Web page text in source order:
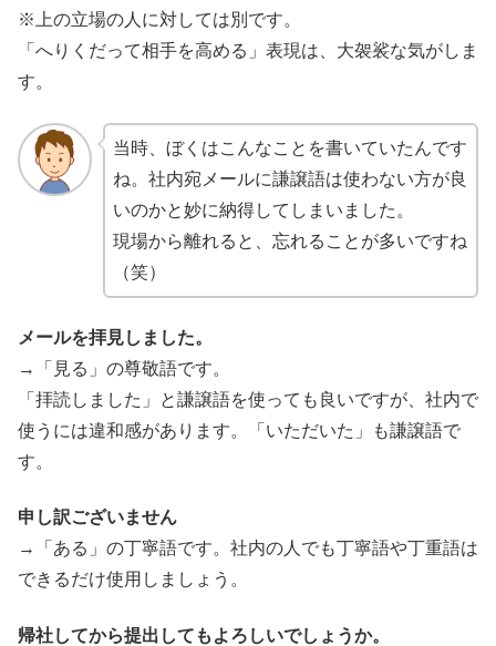
※上の立場の人に対しては別です。
「へりくだって相手を高める」表現は、大袈裟な気がしま
す。
当時、ぼくはこんなことを書いていたんです
ね。社内宛メールに謙譲語は使わない方が良
いのかと妙に納得してしまいました。
現場から離れると、忘れることが多いですね
（笑）
メールを拝見しました。
→「見る」の尊敬語です。
「拝読しました」と謙譲語を使っても良いですが、社内で
使うには違和感があります。「いただいた」も謙譲語で
す。
申し訳ございません
→「ある」の丁寧語です。社内の人でも丁寧語や丁重語は
できるだけ使用しましょう。
帰社してから提出してもよろしいでしょうか。